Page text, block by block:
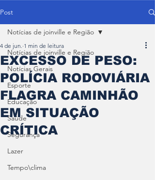
Post
Notícias de joinville e Região
Notícias Gerais
Esporte
Educação
Saúde
Segurança
Lazer
Tempo\clima
Notícias de joinville e Região
EXCESSO DE PESO:
POLÍCIA RODOVIÁRIA
FLAGRA CAMINHÃO
EM SITUAÇÃO
CRÍTICA
4 de jun. 1 min de leitura